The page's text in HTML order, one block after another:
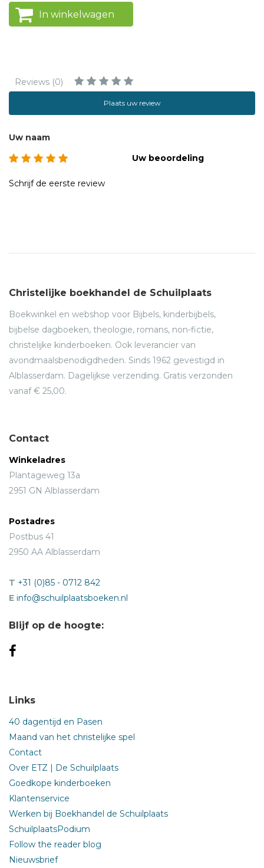
In winkelwagen
Reviews (0)
Plaats uw review
Uw naam
Uw beoordeling
Schrijf de eerste review
Christelijke boekhandel de Schuilplaats
Boekwinkel en webshop voor Bijbels, kinderbijbels,
bijbelse dagboeken, theologie, romans, non-fictie,
christelijke kinderboeken. Ook leverancier van
avondmaalsbenodigdheden. Sinds 1962 gevestigd in
Alblasserdam. Dagelijkse verzending. Gratis verzonden
vanaf € 25,00.
Contact
Winkeladres
Plantageweg 13a
2951 GN Alblasserdam
Postadres
Postbus 41
2950 AA Alblasserdam
T +31 (0)85 - 0712 842
E info@schuilplaatsboeken.nl
Blijf op de hoogte:
Links
40 dagentijd en Pasen
Maand van het christelijke spel
Contact
Over ETZ | De Schuilplaats
Goedkope kinderboeken
Klantenservice
Werken bij Boekhandel de Schuilplaats
SchuilplaatsPodium
Follow the reader blog
Nieuwsbrief